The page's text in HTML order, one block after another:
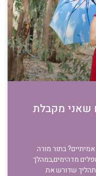
שאני מקבלת
בתור מורה
הכשרתי כבר מעל 400 מטפלים מדהימים,במהלך
שדורש את